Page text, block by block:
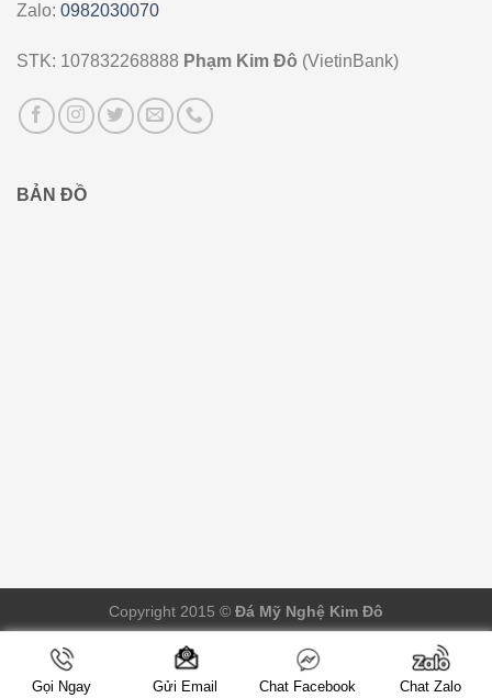
Zalo: 0982030070
STK: 107832268888 Phạm Kim Đô (VietinBank)
BẢN ĐỒ
Copyright 2015 © Đá Mỹ Nghệ Kim Đô
Gọi Ngay Gửi Email Chat Facebook Chat Zalo